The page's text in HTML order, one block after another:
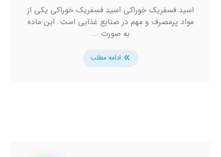
اسید فسفریک خوراکی اسید فسفریک خوراکی یکی از
مواد پرمصرف و مهم در صنایع غذایی است. این ماده
به صورت ...
ادامه مطلب